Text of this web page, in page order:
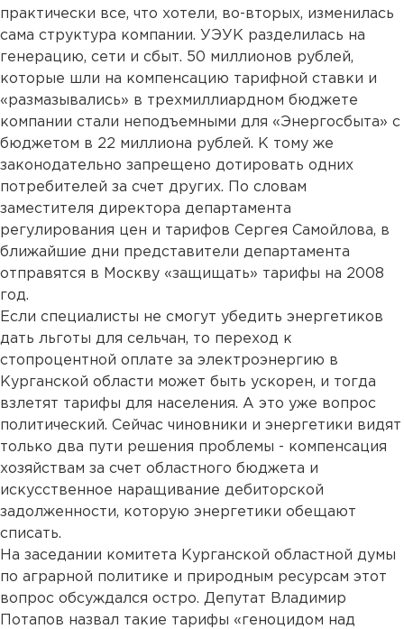
практически все, что хотели, во-вторых, изменилась
сама структура компании. УЭУК разделилась на
генерацию, сети и сбыт. 50 миллионов рублей,
которые шли на компенсацию тарифной ставки и
«размазывались» в трехмиллиардном бюджете
компании стали неподъемными для «Энергосбыта» с
бюджетом в 22 миллиона рублей. К тому же
законодательно запрещено дотировать одних
потребителей за счет других. По словам
заместителя директора департамента
регулирования цен и тарифов Сергея Самойлова, в
ближайшие дни представители департамента
отправятся в Москву «защищать» тарифы на 2008
год.
Если специалисты не смогут убедить энергетиков
дать льготы для сельчан, то переход к
стопроцентной оплате за электроэнергию в
Курганской области может быть ускорен, и тогда
взлетят тарифы для населения. А это уже вопрос
политический. Сейчас чиновники и энергетики видят
только два пути решения проблемы - компенсация
хозяйствам за счет областного бюджета и
искусственное наращивание дебиторской
задолженности, которую энергетики обещают
списать.
На заседании комитета Курганской областной думы
по аграрной политике и природным ресурсам этот
вопрос обсуждался остро. Депутат Владимир
Потапов назвал такие тарифы «геноцидом над